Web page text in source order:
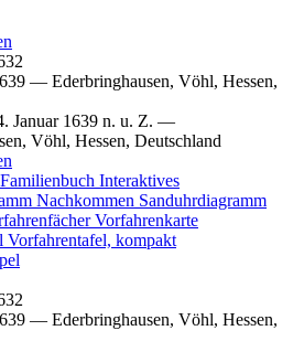
— Ederbringhausen, Vöhl, Hessen,
Januar 1639 n. u. Z. —
Vöhl, Hessen, Deutschland
Familienbuch Interaktives
Nachkommen Sanduhrdiagramm
Vorfahrenkarte
Vorfahrentafel, kompakt
— Ederbringhausen, Vöhl, Hessen,